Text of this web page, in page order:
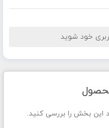
خود شوید
این بخش را بررسی کنید.